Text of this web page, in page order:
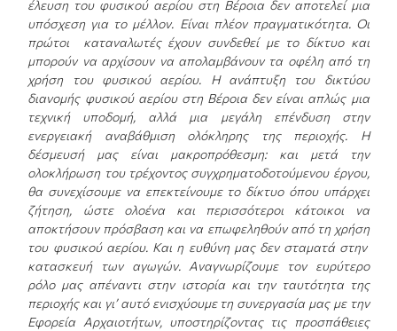
έλευση του φυσικού αερίουστη Βέροια δεν αποτελεί μια
υπόσχεση για το μέλλον. Είναι πλέον πραγματικότητα. Οι
πρώτοι καταναλωτές έχουν συνδεθεί με το δίκτυο και
μπορούν να αρχίσουν να απολαμβάνουν τα οφέλη από τη
χρήση του φυσικού αερίου. Η ανάπτυξη του δικτύου
διανομής φυσικού αερίου στη Βέροιαδεν είναι απλώς μια
τεχνική υποδομή, αλλά μια μεγάλη επένδυση στην
ενεργειακή αναβάθμιση ολόκληρης της περιοχής. Η
δέσμευσή μας είναι μακροπρόθεσμη: και μετά την
ολοκλήρωση τουτρέχοντος συγχρηματοδοτούμενουέργου,
θα συνεχίσουμε να επεκτείνουμε το δίκτυο όπου υπάρχει
ζήτηση, ώστε ολοένα και περισσότεροι κάτοικοι να
αποκτήσουν πρόσβαση και να επωφεληθούν από τη χρήση
του φυσικού αερίου. Και η ευθύνη μας δεν σταματά στην
κατασκευή
των αγωγών. Αναγνωρίζουμε τον ευρύτερο
ρόλο μας απέναντι στην ιστορία και την ταυτότητα της
περιοχήςκαι γι’ αυτό ενισχύουμε τη συνεργασία μας με την
Εφορεία Αρχαιοτήτων, υποστηρίζοντας τις προσπάθειες